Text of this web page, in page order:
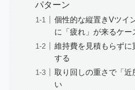
パターン
個性的な縦置きVツイ
に「疲れ」が来るケー
維持費を見積もらずに
する
取り回しの重さで「近
い